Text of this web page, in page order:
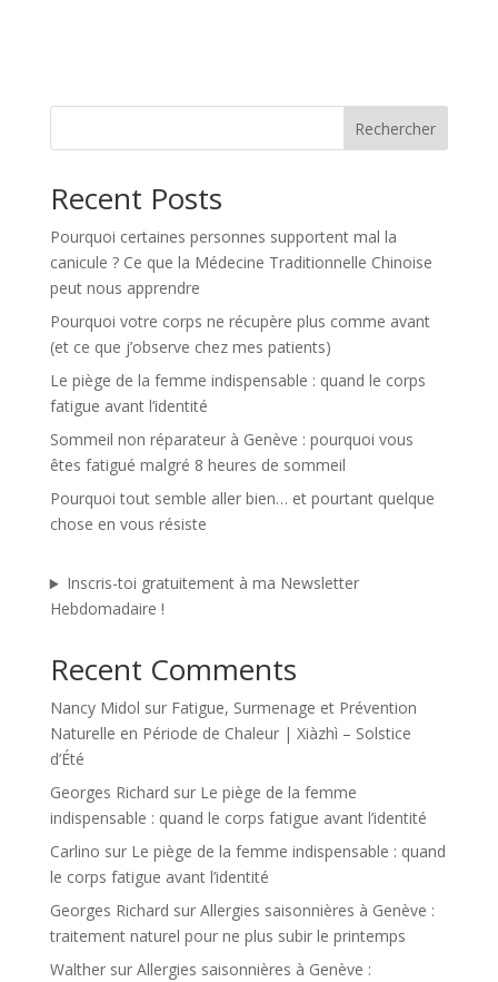
e
:
Rechercher
Recent Posts
Pourquoi certaines personnes supportent mal la
canicule ? Ce que la Médecine Traditionnelle Chinoise
peut nous apprendre
Pourquoi votre corps ne récupère plus comme avant
(et ce que j’observe chez mes patients)
Le piège de la femme indispensable : quand le corps
fatigue avant l’identité
Sommeil non réparateur à Genève : pourquoi vous
êtes fatigué malgré 8 heures de sommeil
Pourquoi tout semble aller bien… et pourtant quelque
chose en vous résiste
Inscris-toi gratuitement à ma Newsletter
Hebdomadaire !
Recent Comments
Nancy Midol sur Fatigue, Surmenage et Prévention
Naturelle en Période de Chaleur | Xiàzhì – Solstice
d’Été
Georges Richard sur Le piège de la femme
indispensable : quand le corps fatigue avant l’identité
Carlino sur Le piège de la femme indispensable : quand
le corps fatigue avant l’identité
Georges Richard sur Allergies saisonnières à Genève :
traitement naturel pour ne plus subir le printemps
Walthersur Allergies saisonnières à Genève :